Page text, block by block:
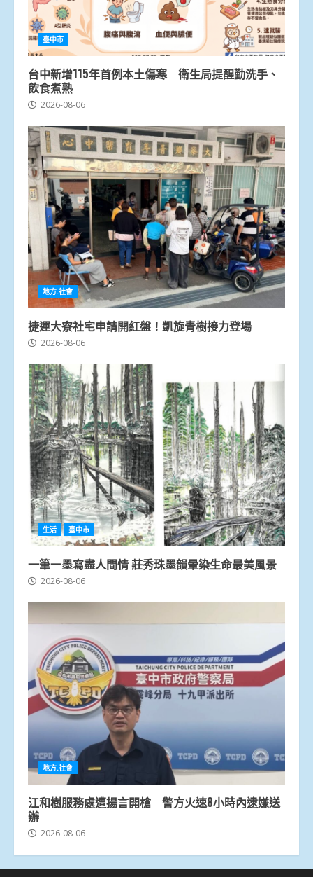
臺中市
台中新增115年首例本土傷寒 衛生局提醒勤洗手、
飲食煮熟
2026-08-06
地方.社會
捷運大寮社宅申請開紅盤！凱旋青樹接力登場
2026-08-06
生活 臺中市
一筆一墨寫盡人間情 莊秀珠墨韻暈染生命最美風景
2026-08-06
地方.社會
江和樹服務處遭揚言開槍 警方火速8小時內逮嫌送
辦
2026-08-06